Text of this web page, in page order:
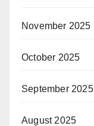
November 2025
October 2025
September 2025
August 2025